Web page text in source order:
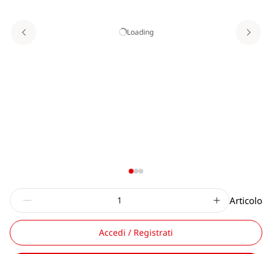
Loading
Articolo
Accedi / Registrati